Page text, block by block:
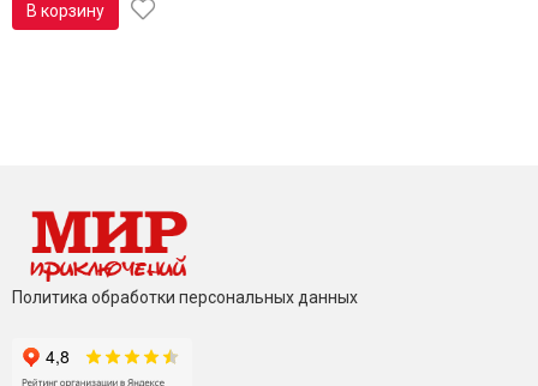
В корзину
Политика обработки персональных данных